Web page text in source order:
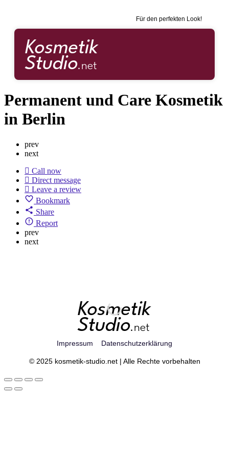
Für den perfekten Look!
Permanent und Care Kosmetik
in Berlin
prev
next
Call now
Direct message
Leave a review
Bookmark
Share
Report
prev
next
Impressum Datenschutzerklärung
© 2025 kosmetik-studio.net | Alle Rechte vorbehalten